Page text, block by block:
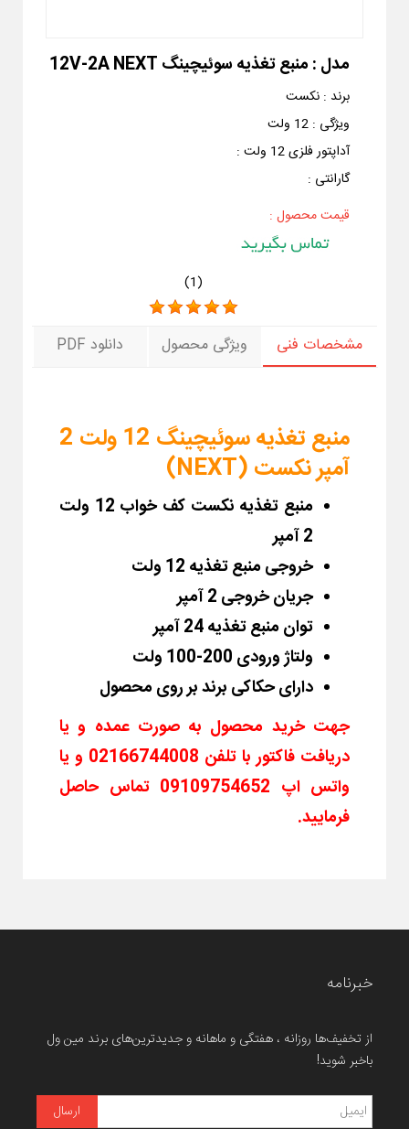
مدل : منبع تغذیه سوئیچینگ 12V-2A NEXT
برند : نکست
ویژگی : 12 ولت
آداپتور فلزی 12 ولت
:
گارانتی :
قیمت محصول :
(
1
)
مشخصات فنی ویژگی محصول دانلود PDF
منبع تغذیه سوئیچینگ 12 ولت 2
آمپر نکست (NEXT)
منبع تغذیه نکست کف خواب 12 ولت
2 آمپر
خروجی منبع تغذیه 12 ولت
جریان خروجی 2 آمپر
توان منبع تغذیه 24 آمپر
ولتاژ ورودی 200-100 ولت
دارایحکاکی برند بر روی محصول
جهت خرید محصول به صورت عمده و یا
دریافت فاکتور با تلفن 02166744008 و یا
واتس اپ 09109754652 تماس حاصل
فرمایید.
خبرنامه
از تخفیف‌ها روزانه ، هفتگی و ماهانه و جدیدترین‌های برند مین ول
باخبر شوید!